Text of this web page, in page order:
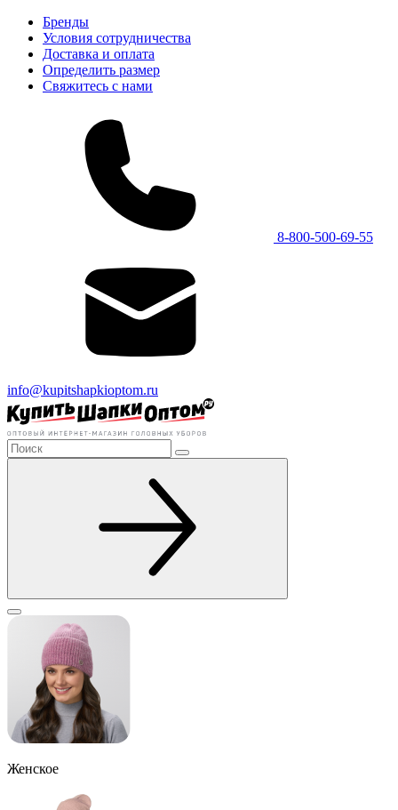
Бренды
Условия сотрудничества
Доставка и оплата
Определить размер
Свяжитесь с нами
8-800-500-69-55
info@kupitshapkioptom.ru
Женское